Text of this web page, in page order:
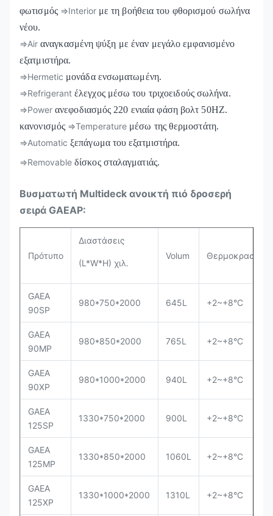
φωτισμός⇒Interior με τη βοήθεια του φθορισμού σωλήνα
νέου.
⇒Air αναγκασμένη ψύξη με έναν μεγάλο εμφανισμένο
εξατμιστήρα.
⇒Hermetic μονάδα ενσωματωμένη.
⇒Refrigerant έλεγχος μέσω του τριχοειδούς σωλήνα.
⇒Power ανεφοδιασμός 220 ενιαία φάση βολτ 50HZ.
κανονισμός ⇒Temperature μέσω της θερμοστάτη.
⇒Automatic ξεπάγωμα του εξατμιστήρα.
⇒Removable δίσκος σταλαγματιάς.
Βυσματωτή Multideck ανοικτή πιό δροσερή
σειρά GAEAP:
Πρότυπο
Διαστάσεις
(L*W*H) χιλ.
Volum Θερμοκρασία
GAEA
90SP
980*750*2000 645L +2~+8°C
GAEA
90MP
980*850*2000 765L +2~+8°C
GAEA
90XP
980*1000*2000 940L +2~+8°C
GAEA
125SP
1330*750*2000 900L +2~+8°C
GAEA
125MP
1330*850*2000 1060L +2~+8°C
GAEA
125XP
1330*1000*2000 1310L +2~+8°C